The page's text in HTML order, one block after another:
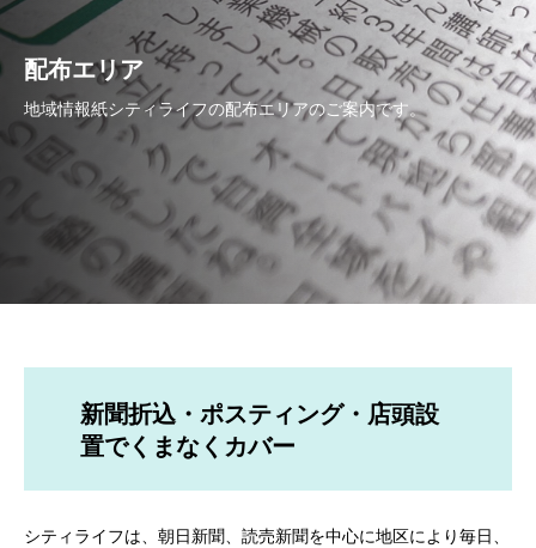
配布エリア
地域情報紙シティライフの配布エリアのご案内です。
新聞折込・ポスティング・店頭設
置でくまなくカバー
シティライフは、朝日新聞、読売新聞を中心に地区により毎日、